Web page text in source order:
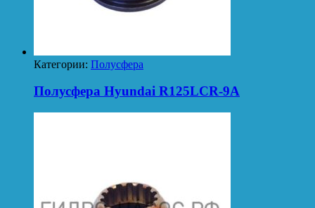
Категории: Полусфера
Полусфера Hyundai R125LCR-9A